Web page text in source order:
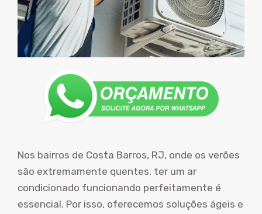
Nos bairros de Costa Barros, RJ, onde os verões
são extremamente quentes, ter um ar
condicionado funcionando perfeitamente é
essencial. Por isso, oferecemos soluções ágeis e